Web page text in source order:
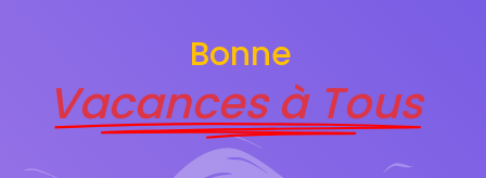
Bonne
Vacances à Tous